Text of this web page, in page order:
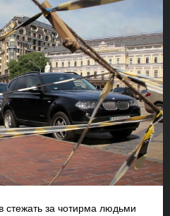
стежать за чотирма людьми